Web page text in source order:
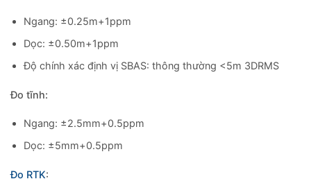
Ngang: ±0.25m+1ppm
Dọc: ±0.50m+1ppm
Độ chính xác định vị SBAS: thông thường <5m 3DRMS
Đo tĩnh:
Ngang: ±2.5mm+0.5ppm
Dọc: ±5mm+0.5ppm
Đo RTK: